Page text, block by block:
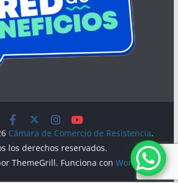
Cámara de Comercio de Resistencia.
los derechos reservados.
ThemeGrill. Funciona conWordPress.